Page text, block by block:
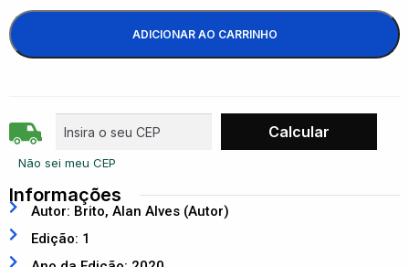
ADICIONAR AO CARRINHO
Não sei meu CEP
Informações
Autor: Brito, Alan Alves (Autor)
Edição: 1